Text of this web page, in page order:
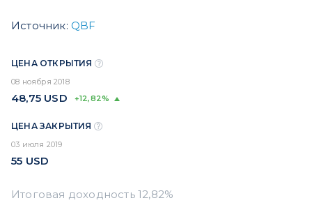
Источник: QBF
ЦЕНА ОТКРЫТИЯ
08 ноября 2018
48,75 USD +12,82%
ЦЕНА ЗАКРЫТИЯ
03 июля 2019
55 USD